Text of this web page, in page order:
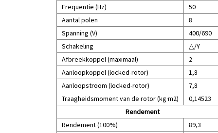
Frequentie (Hz)
50
Aantal polen
8
Spanning (V)
400/690
Schakeling
△/Y
Afbreekkoppel (maximaal)
2
Aanloopkoppel (locked-rotor)
1,8
Aanloopstroom (locked-rotor)
7,8
Traagheidsmoment van de rotor (kg·m2)
0,14523
Rendement
Rendement (100%)
89,3